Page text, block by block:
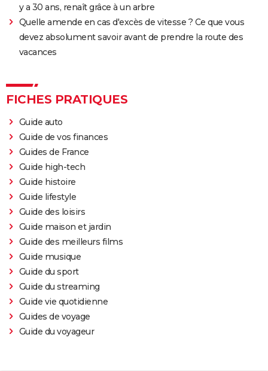
y a 30 ans, renaît grâce à un arbre
Quelle amende en cas d'excès de vitesse ? Ce que vous
devez absolument savoir avant de prendre la route des
vacances
FICHES PRATIQUES
Guide auto
Guide de vos finances
Guides de France
Guide high-tech
Guide histoire
Guide lifestyle
Guide des loisirs
Guide maison et jardin
Guide des meilleurs films
Guide musique
Guide du sport
Guide du streaming
Guide vie quotidienne
Guides de voyage
Guide du voyageur